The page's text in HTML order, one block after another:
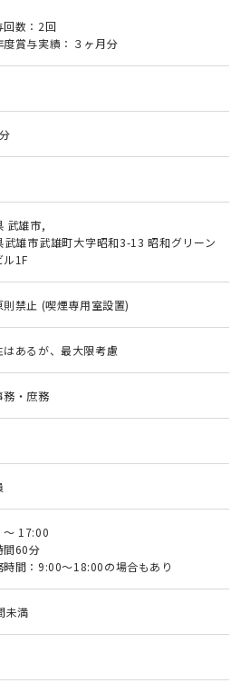
数：2回
賞与実績：３ヶ月分
武雄市,
武雄市武雄町大字昭和3-13 昭和グリーン
ル1F
則禁止 (喫煙専用室設置)
はあるが、最大限考慮
務・庶務
17:00
間60分
間：9:00～18:00の場合もあり
未満